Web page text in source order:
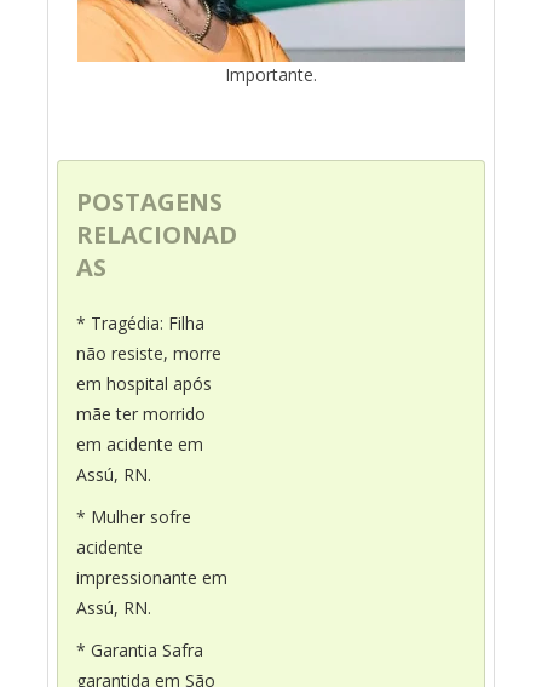
Importante.
POSTAGENS
RELACIONAD
AS
* Tragédia: Filha
não resiste, morre
em hospital após
mãe ter morrido
em acidente em
Assú, RN.
* Mulher sofre
acidente
impressionante em
Assú, RN.
* Garantia Safra
garantida em São